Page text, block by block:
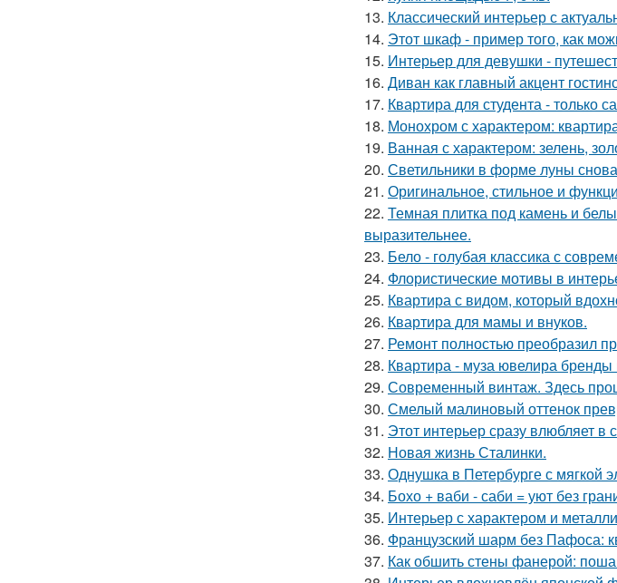
13. Классический интерьер с
14. Этот шкаф - пример того, как
15. Интерьер для девушки -
16. Диван как главный акцент
17. Квартира для студента - только
18. Монохром с характером:
19. Ванная с характером: зелень,
20. Светильники в форме луны
21. Оригинальное, стильное и
22. Темная плитка под камень и
выразительнее.
23. Бело - голубая классика с
24. Флористические мотивы в
25. Квартира с видом, который
26. Квартира для мамы и внуков.
27. Ремонт полностью преобразил
28. Квартира - муза ювелира бренды
29. Современный винтаж. Здесь
30. Смелый малиновый оттенок
31. Этот интерьер сразу влюбляет
32. Новая жизнь Сталинки.
33. Однушка в Петербурге с мягкой
34. Бохо + ваби - саби = уют без
35. Интерьер с характером и
36. Французский шарм без Пафоса:
37. Как обшить стены фанерой: